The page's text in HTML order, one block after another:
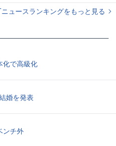
ニュースランキングをもっと見る
化で高級化
婚を発表
ンチ外